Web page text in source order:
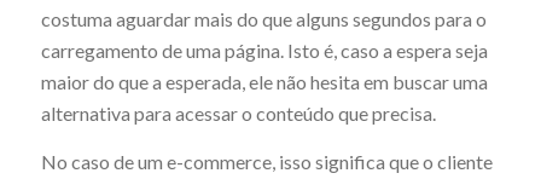
costuma aguardar mais do que alguns segundos para o
carregamento de uma página. Isto é, caso a espera seja
maior do que a esperada, ele não hesita em buscar uma
alternativa para acessar o conteúdo que precisa.
No caso de um e-commerce, isso significa que o cliente